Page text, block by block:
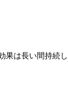
果は長い間持続